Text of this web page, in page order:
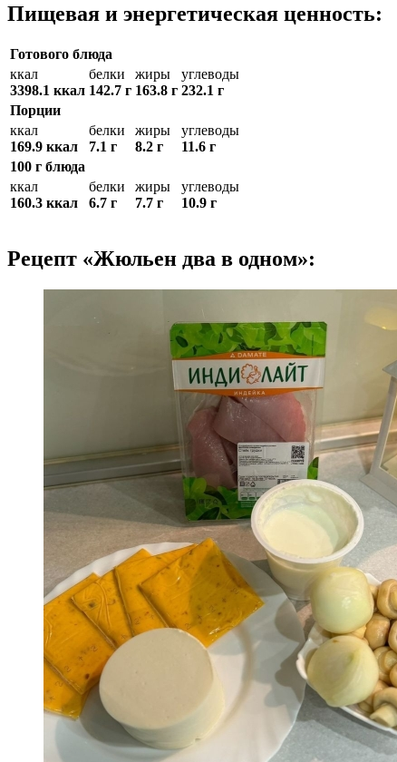
Пищевая и энергетическая ценность:
Готового блюда
ккал
3398.1 ккал
белки
142.7 г
жиры
163.8 г
углеводы
232.1 г
Порции
ккал
169.9 ккал
белки
7.1 г
жиры
8.2 г
углеводы
11.6 г
100 г блюда
ккал
160.3 ккал
белки
6.7 г
жиры
7.7 г
углеводы
10.9 г
Рецепт «Жюльен два в одном»: